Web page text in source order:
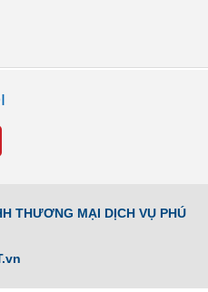
THƯƠNG MẠI DỊCH VỤ PHÚ